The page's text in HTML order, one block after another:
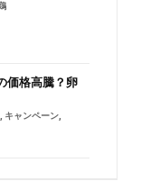
価格高騰？卵
キャンペーン